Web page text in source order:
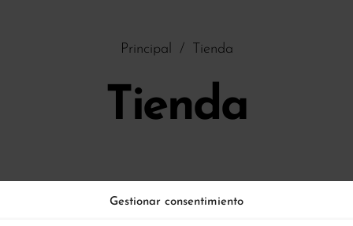
Gestionar consentimiento
Principal / Tienda
Tienda